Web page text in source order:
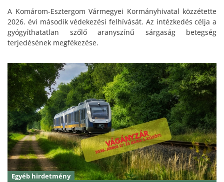
A Komárom-Esztergom Vármegyei Kormányhivatal közzétette
2026. évi második védekezési felhívását. Az intézkedés célja a
gyógyíthatatlan szőlő aranyszínű sárgaság betegség
terjedésének megfékezése.
Egyéb hirdetmény